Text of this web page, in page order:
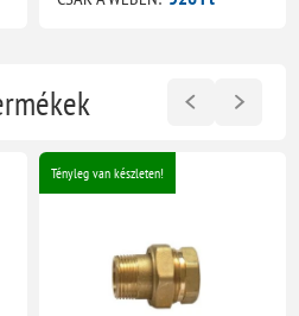
Tényleg van készleten!